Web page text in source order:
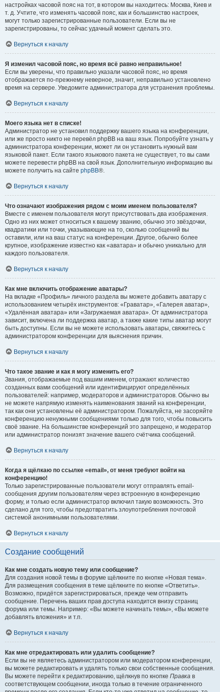
настройках часовой пояс на тот, в котором вы находитесь: Москва, Киев и
т. д. Учтите, что изменять часовой пояс, как и большинство настроек,
могут только зарегистрированные пользователи. Если вы не
зарегистрированы, то сейчас удачный момент сделать это.
Вернуться к началу
Я изменил часовой пояс, но время всё равно неправильное!
Если вы уверены, что правильно указали часовой пояс, но время
отображается по-прежнему неверное, значит, неправильно установлено
время на сервере. Уведомите администратора для устранения проблемы.
Вернуться к началу
Моего языка нет в списке!
Администратор не установил поддержку вашего языка на конференции,
или же просто никто не перевёл phpBB на ваш язык. Попробуйте узнать у
администратора конференции, может ли он установить нужный вам
языковой пакет. Если такого языкового пакета не существует, то вы сами
можете перевести phpBB на свой язык. Дополнительную информацию вы
можете получить на сайте phpBB®.
Вернуться к началу
Что означают изображения рядом с моим именем пользователя?
Вместе с именем пользователя могут присутствовать два изображения.
Одно из них может относиться к вашему званию, обычно это звёздочки,
квадратики или точки, указывающие на то, сколько сообщений вы
оставили, или на ваш статус на конференции. Другое, обычно более
крупное, изображение известно как «аватара» и обычно уникально для
каждого пользователя.
Вернуться к началу
Как мне включить отображение аватары?
На вкладке «Профиль» личного раздела вы можете добавить аватару с
использованием четырёх инструментов: «Граватар», «Галерея аватар»,
«Удалённая аватара» или «Загружаемая аватара». От администратора
зависит, включена ли поддержка аватар, а также какие типы аватар могут
быть доступны. Если вы не можете использовать аватары, свяжитесь с
администратором конференции для выяснения причин.
Вернуться к началу
Что такое звание и как я могу изменить его?
Звания, отображаемые под вашим именем, отражают количество
созданных вами сообщений или идентифицируют определённых
пользователей: например, модераторов и администраторов. Обычно вы
не можете напрямую изменять наименования званий на конференции,
так как они установлены её администратором. Пожалуйста, не засоряйте
конференцию ненужными сообщениями только для того, чтобы повысить
своё звание. На большинстве конференций это запрещено, и модератор
или администратор понизят значение вашего счётчика сообщений.
Вернуться к началу
Когда я щёлкаю по ссылке «email», от меня требуют войти на
конференцию!
Только зарегистрированные пользователи могут отправлять email-
сообщения другим пользователям через встроенную в конференцию
форму, и только если администратор включил такую возможность. Это
сделано для того, чтобы предотвратить злоупотребления почтовой
системой анонимными пользователями.
Вернуться к началу
Создание сообщений
Как мне создать новую тему или сообщение?
Для создания новой темы в форуме щёлкните по кнопке «Новая тема».
Для размещения сообщения в теме щёлкните по кнопке «Ответить».
Возможно, придётся зарегистрироваться, прежде чем отправить
сообщение. Перечень ваших прав доступа находится внизу страниц
форума или темы. Например: «Вы можете начинать темы», «Вы можете
добавлять вложения» и т.п.
Вернуться к началу
Как мне отредактировать или удалить сообщение?
Если вы не являетесь администратором или модератором конференции,
вы можете редактировать и удалять только свои собственные сообщения.
Вы можете перейти к редактированию, щёлкнув по кнопке Правка в
соответствующем сообщении, иногда только в течение ограниченного